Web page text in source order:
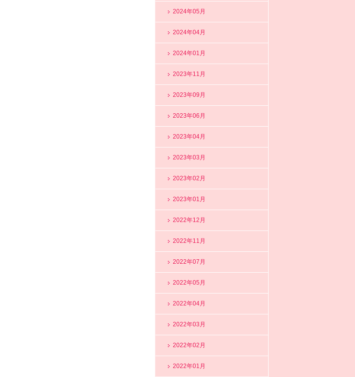
2024年05月
2024年04月
2024年01月
2023年11月
2023年09月
2023年06月
2023年04月
2023年03月
2023年02月
2023年01月
2022年12月
2022年11月
2022年07月
2022年05月
2022年04月
2022年03月
2022年02月
2022年01月